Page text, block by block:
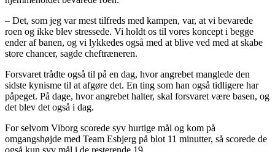
– Det, som jeg var mest tilfreds med kampen, var, at vi bevarede
roen og ikke blev stressede. Vi holdt os til vores koncept i begge
ender af banen, og vi lykkedes også med at blive ved med at skabe
store chancer, sagde cheftræneren.
Forsvaret trådte også til på en dag, hvor angrebet manglede den
sidste kynisme til at afgøre det. En ting som han også tidligere har
påpeget. På dage, hvor angrebet halter, skal forsvaret være basen, og
det blev det også i dag.
For selvom Viborg scorede syv hurtige mål og kom på
omgangshøjde med Team Esbjerg på blot 11 minutter, så scorede de
også kun syv mål i de resterende 19.